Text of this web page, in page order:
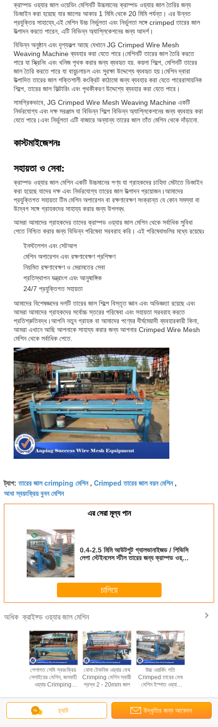
ক্রাম্পড ওয়্যার জাল ওয়েভিং মেশিনটি উচ্চমানের ক্রাম্পড ওয়্যার জাল তৈরির জন্য
ডিজাইন করা হয়েছে যার জালের আকার 1 মিমি থেকে 20 মিমি পর্যন্ত। এর উন্নত
প্রযুক্তির সাহায্যে,এই মেশিন উচ্চ নির্ভুলতা এবং নির্ভুলতা সঙ্গে crimped তারের জাল
উত্পাদন করতে পারেন, এটি বিভিন্ন অ্যাপ্লিকেশনের জন্য আদর্শ।
বিভিন্ন অনুষ্ঠান এবং দৃশ্যকল্প আছে যেখানে JG Crimped Wire Mesh
Weaving Machine ব্যবহার করা যেতে পারে।মেশিনটি তারের জাল তৈরি করতে
পারে যা স্ক্রিনিং এবং খনিজ পৃথক করার জন্য ব্যবহৃত হয়. কয়লা শিল্পে, মেশিনটি তারের
জাল তৈরি করতে পারে যা বায়ুচলাচল এবং সুরক্ষা উদ্দেশ্যে ব্যবহৃত হয়।মেশিন দ্বারা
উত্পাদিত তারের জাল শক্তিশালী কংক্রিট কাঠামো জন্য ব্যবহার করা যেতে পারেরাসায়নিক
শিল্পে, তারের জাল ফিল্টারিং এবং পৃথকীকরণ উদ্দেশ্যে ব্যবহার করা যেতে পারে।
সামগ্রিকভাবে, JG Crimped Wire Mesh Weaving Machine একটি
নির্ভরযোগ্য এবং দক্ষ সরঞ্জাম যা বিভিন্ন শিল্পে বিভিন্ন অ্যাপ্লিকেশনের জন্য ব্যবহার করা
যেতে পারে।এবং নির্ভুলতা এটি বাজারে অন্যান্য তারের জাল তাঁত মেশিন থেকে দাঁড়ানো.
কাস্টমাইজেশনঃ
সহায়তা ও সেবা:
ক্রাম্পড ওয়্যার জাল মেশিন একটি উচ্চমানের পণ্য যা গ্রাহকদের চাহিদা মেটাতে ডিজাইন
করা হয়েছে যাদের দক্ষ এবং নির্ভরযোগ্য তারের জাল উত্পাদন প্রয়োজন।আমাদের
প্রযুক্তিগত সহায়তা টিম মেশিন অপারেশন বা রক্ষণাবেক্ষণ সংক্রান্ত যে কোন সমস্যা বা
উদ্বেগ সঙ্গে গ্রাহকদের সাহায্য করার জন্য উপলব্ধ.
আমরা আমাদের গ্রাহকদের তাদের ক্রাম্পড ওয়্যার জাল মেশিন থেকে সর্বাধিক সুবিধা
পেতে নিশ্চিত করার জন্য বিভিন্ন পরিষেবা সরবরাহ করি। এই পরিষেবাগুলির মধ্যে রয়েছেঃ
ইনস্টলেশন এবং সেটআপ
মেশিন অপারেশন এবং রক্ষণাবেক্ষণ প্রশিক্ষণ
নিয়মিত রক্ষণাবেক্ষণ ও মেরামতের সেবা
প্রতিস্থাপন যন্ত্রাংশ এবং আনুষাঙ্গিক
24/7 প্রযুক্তিগত সহায়তা
আমাদের বিশেষজ্ঞদের দলটি তারের জাল শিল্পে বিস্তৃত জ্ঞান এবং অভিজ্ঞতা রয়েছে এবং
আমরা আমাদের গ্রাহকদের সর্বোচ্চ স্তরের পরিষেবা এবং সহায়তা সরবরাহ করতে
প্রতিশ্রুতিবদ্ধ।আপনি নতুন গ্রাহক বা আমাদের পণ্যের দীর্ঘমেয়াদী ব্যবহারকারী কিনা,
আমরা এখানে আছি আপনাকে সাহায্য করার জন্য আপনার Crimped Wire Mesh
মেশিন থেকে সর্বাধিক পেতে.
ট্যাগ:তারের জাল crimping মেশিন, Crimped তারের জাল বয়ন মেশিন,
আধা স্বয়ংক্রিয় বুনন মেশিন
এর সেরা মূল্য পান
0.4-2.5 মিমি আউটপুট গ্যালভানাইজড / পিভিসি
লেপা স্টেইনলেস স্টীল তারের জন্য ক্রাম্পড ওয়্যার
চালিয়ে
অধিকক্রাইফ্ড ওয়্যার জাল মেশিন
পেশাগত সেমি স্বয়ংক্রিয়
সেলাইয়ের মেশিন, জলবাহী
ওয়্যার Crimping
বোনা টেকনিক ওয়্যার মেষ
Crimping মেশিন স্থায়ী
প্রস্থ 2 - 20mm জাল
উচ্চ ওয়ার্কিং গতি
Crimped তারের মেষ
মেশিন ইস্পাত ওয়্যার
চ্যাট উদ্ধৃতির জন্য আবেদন
ভাষা পরিবর্তন করুন